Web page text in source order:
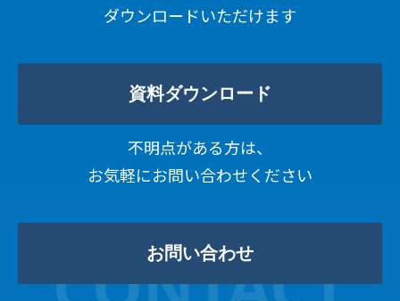
ダウンロードいただけます
資料ダウンロード
不明点がある方は、
お気軽にお問い合わせください
お問い合わせ